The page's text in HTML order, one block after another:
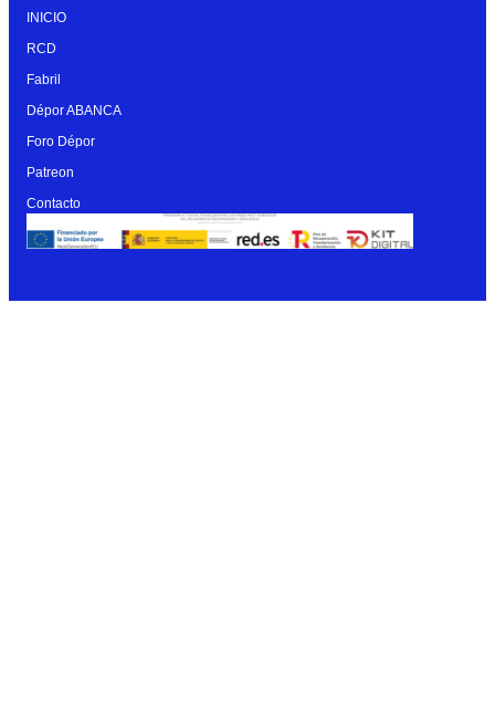
INICIO
RCD
Fabril
Dépor ABANCA
Foro Dépor
Patreon
Contacto